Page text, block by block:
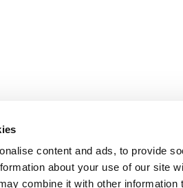
content and ads, to provide
about your use of our site
combine it with other information
ett totalt 160-tal butiker i Norge,
– och allt annat som bidrar till bästa